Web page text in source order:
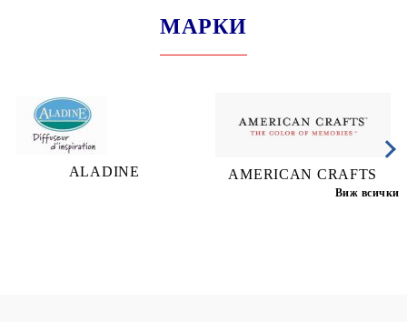
МАРКИ
ALADINE AMERICAN CRAFTS
Виж всички